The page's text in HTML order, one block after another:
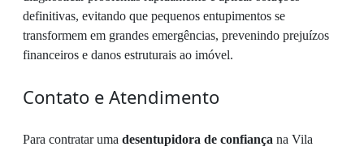
definitivas, evitando que pequenos entupimentos se
transformem em grandes emergências, prevenindo prejuízos
financeiros e danos estruturais ao imóvel.
Contato e Atendimento
Para contratar uma desentupidora de confiança na Vila